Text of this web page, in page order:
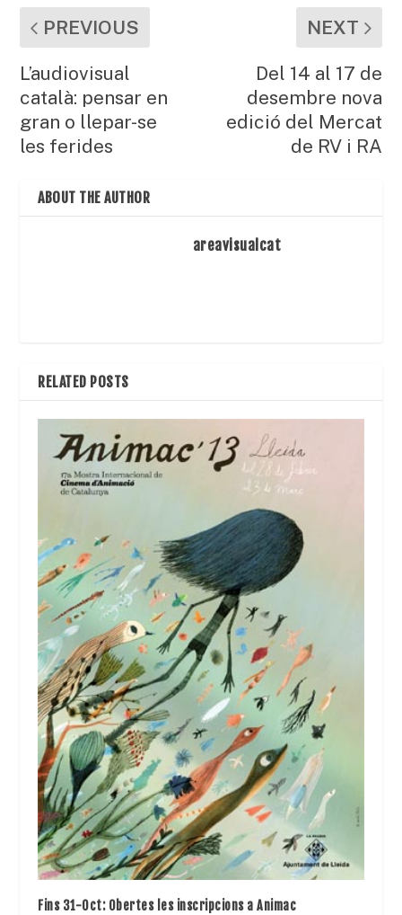
PREVIOUS
L’audiovisual
català: pensar en
gran o llepar-se
les ferides
NEXT
Del 14 al 17 de
desembre nova
edició del Mercat
de RV i RA
ABOUT THE AUTHOR
areavisualcat
RELATED POSTS
Fins 31-Oct: Obertes les inscripcions a Animac